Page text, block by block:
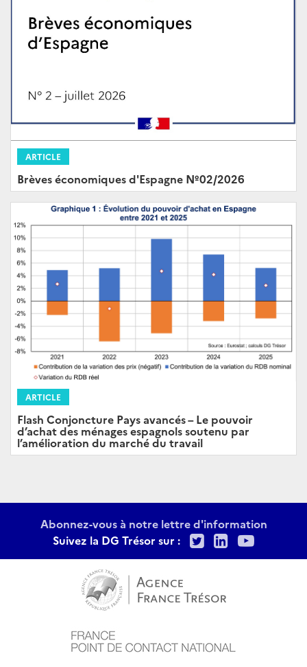
ARTICLE
Brèves économiques d'Espagne Nº02/2026
ARTICLE
Flash Conjoncture Pays avancés – Le pouvoir
d’achat des ménages espagnols soutenu par
l’amélioration du marché du travail
Abonnez-vous à notre lettre d'information
Suivez la DG Trésor sur :
TwitterLinkedIn